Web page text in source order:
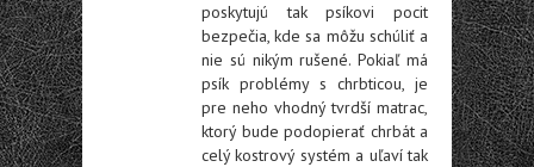
poskytujú tak psíkovi pocit
bezpečia, kde sa môžu schúliť a
nie sú nikým rušené. Pokiaľ má
psík problémy s chrbticou, je
pre neho vhodný tvrdší matrac,
ktorý bude podopierať chrbát a
celý kostrový systém a uľaví tak